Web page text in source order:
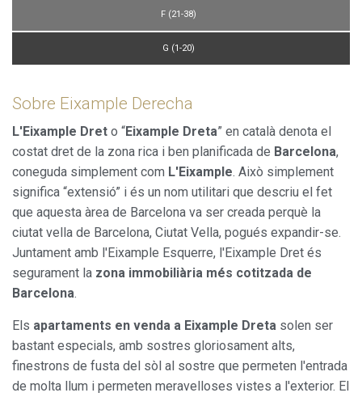
F (21-38)
G (1-20)
Sobre Eixample Derecha
L'Eixample Dret o “Eixample Dreta” en català denota el
costat dret de la zona rica i ben planificada de Barcelona,
coneguda simplement com L'Eixample. Això simplement
significa “extensió” i és un nom utilitari que descriu el fet
que aquesta àrea de Barcelona va ser creada perquè la
ciutat vella de Barcelona, Ciutat Vella, pogués expandir-se.
Juntament amb l'Eixample Esquerre, l'Eixample Dret és
segurament la zona immobiliària més cotitzada de
Barcelona.
Els apartaments en venda a Eixample Dreta solen ser
bastant especials, amb sostres gloriosament alts,
finestrons de fusta del sòl al sostre que permeten l'entrada
de molta llum i permeten meravelloses vistes a l'exterior. El